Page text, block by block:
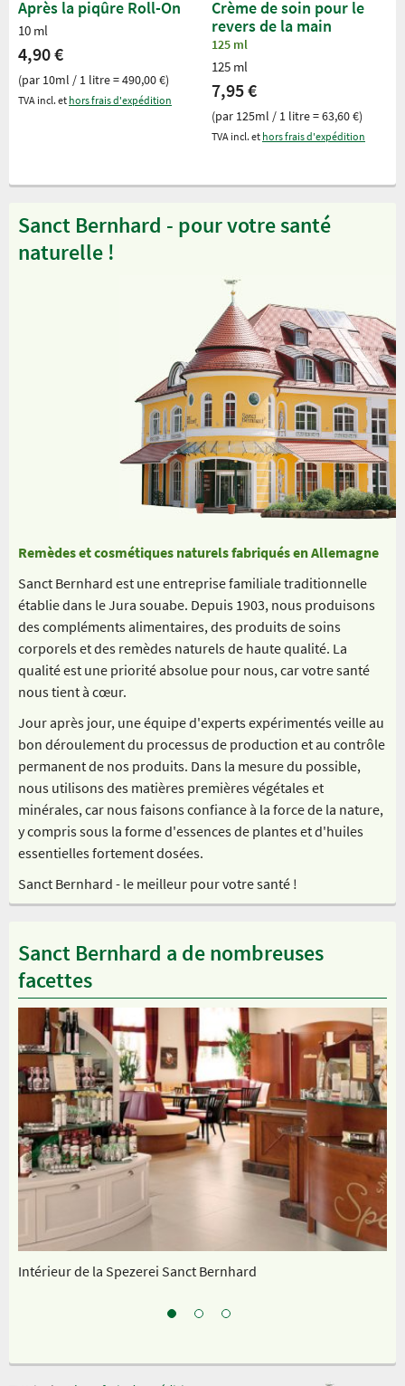
Après la piqûre Roll-On
10 ml
4,90 €
(par 10ml / 1 litre = 490,00 €)
TVA incl. et hors frais d'expédition
Crème de soin pour le
revers de la main
125 ml
125 ml
7,95 €
(par 125ml / 1 litre = 63,60 €)
TVA incl. et hors frais d'expédition
Sanct Bernhard - pour votre santé
naturelle !
Remèdes et cosmétiques naturels fabriqués en Allemagne
Sanct Bernhard est une entreprise familiale traditionnelle
établie dans le Jura souabe. Depuis 1903, nous produisons
des compléments alimentaires, des produits de soins
corporels et des remèdes naturels de haute qualité. La
qualité est une priorité absolue pour nous, car votre santé
nous tient à cœur.
Jour après jour, une équipe d'experts expérimentés veille au
bon déroulement du processus de production et au contrôle
permanent de nos produits. Dans la mesure du possible,
nous utilisons des matières premières végétales et
minérales, car nous faisons confiance à la force de la nature,
y compris sous la forme d'essences de plantes et d'huiles
essentielles fortement dosées.
Sanct Bernhard - le meilleur pour votre santé !
Sanct Bernhard a de nombreuses
facettes
Intérieur de la Spezerei Sanct Bernhard